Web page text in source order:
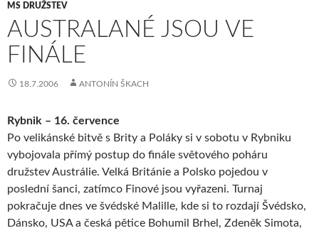
MS DRUŽSTEV
AUSTRALANÉ JSOU VE
FINÁLE
18.7.2006 ANTONÍN ŠKACH
Rybnik – 16. července
Po velikánské bitvě s Brity a Poláky si v sobotu v Rybniku
vybojovala přímý postup do finále světového poháru
družstev Austrálie. Velká Británie a Polsko pojedou v
poslední šanci, zatímco Finové jsou vyřazeni. Turnaj
pokračuje dnes ve švédské Malille, kde si to rozdají Švédsko,
Dánsko, USA a česká pětice Bohumil Brhel, Zdeněk Simota,